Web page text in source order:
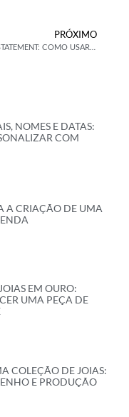
PRÓXIMO
PEÇAS STATEMENT: COMO USAR JOIAS DE IMPACTO NAS SUAS COMBINAÇÕES
NOMES E DATAS:
COM
A CRIAÇÃO DE UMA
EM OURO:
UMA PEÇA DE
COLEÇÃO DE JOIAS:
E PRODUÇÃO